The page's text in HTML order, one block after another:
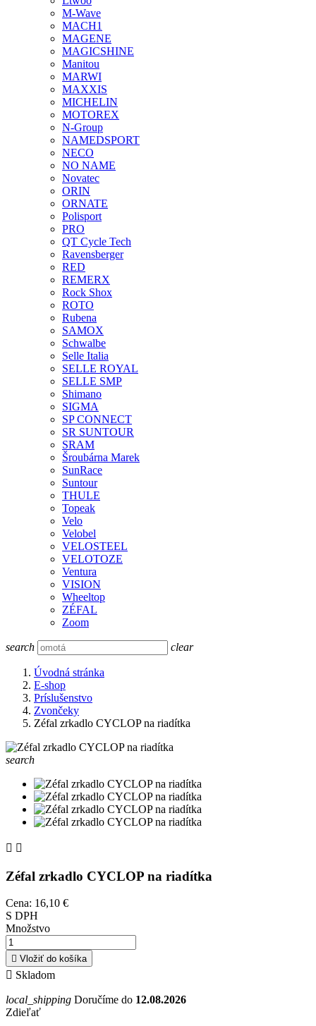
M-Wave
MACH1
MAGENE
MAGICSHINE
Manitou
MARWI
MAXXIS
MICHELIN
MOTOREX
N-Group
NAMEDSPORT
NECO
NO NAME
Novatec
ORIN
ORNATE
Polisport
PRO
QT Cycle Tech
Ravensberger
RED
REMERX
Rock Shox
ROTO
Rubena
SAMOX
Schwalbe
Selle Italia
SELLE ROYAL
SELLE SMP
Shimano
SIGMA
SP CONNECT
SR SUNTOUR
SRAM
Šroubárna Marek
SunRace
Suntour
THULE
Topeak
Velo
Velobel
VELOSTEEL
VELOTOZE
Ventura
VISION
Wheeltop
ZÉFAL
Zoom
search clear
Úvodná stránka
E-shop
Príslušenstvo
Zvončeky
Zéfal zrkadlo CYCLOP na riadítka
search
 
Zéfal zrkadlo CYCLOP na riadítka
Cena: 16,10 €
S DPH
Množstvo
 Vložiť do košíka
 Skladom
local_shipping Doručíme do 12.08.2026
Zdieľať